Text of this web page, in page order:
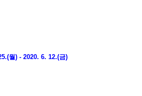
월) - 2020. 6. 12.(금)